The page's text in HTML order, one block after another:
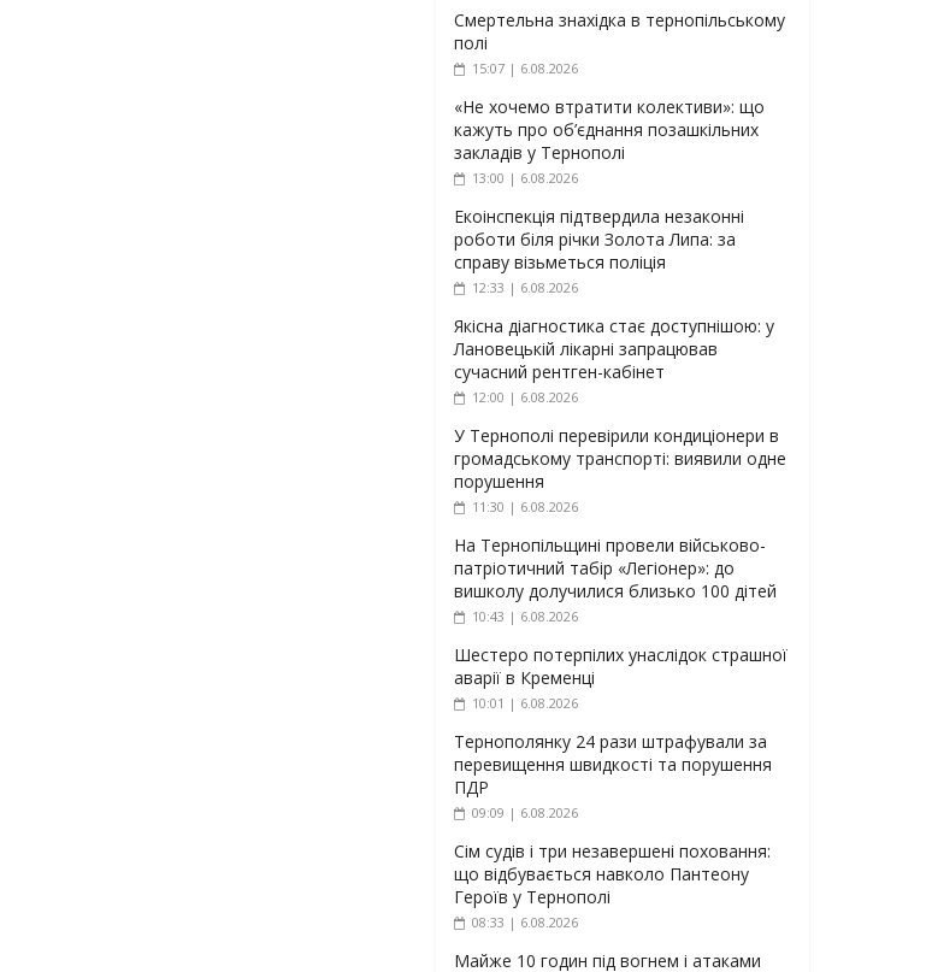
Смертельна знахідка в тернопільському
полі
15:07 | 6.08.2026
«Не хочемо втратити колективи»: що
кажуть про об’єднання позашкільних
закладів у Тернополі
13:00 | 6.08.2026
Екоінспекція підтвердила незаконні
роботи біля річки Золота Липа: за
справу візьметься поліція
12:33 | 6.08.2026
Якісна діагностика стає доступнішою: у
Лановецькій лікарні запрацював
сучасний рентген-кабінет
12:00 | 6.08.2026
У Тернополі перевірили кондиціонери в
громадському транспорті: виявили одне
порушення
11:30 | 6.08.2026
На Тернопільщині провели військово-
патріотичний табір «Легіонер»: до
вишколу долучилися близько 100 дітей
10:43 | 6.08.2026
Шестеро потерпілих унаслідок страшної
аварії в Кременці
10:01 | 6.08.2026
Тернополянку 24 рази штрафували за
перевищення швидкості та порушення
ПДР
09:09 | 6.08.2026
Сім судів і три незавершені поховання:
що відбувається навколо Пантеону
Героїв у Тернополі
08:33 | 6.08.2026
Майже 10 годин під вогнем і атаками